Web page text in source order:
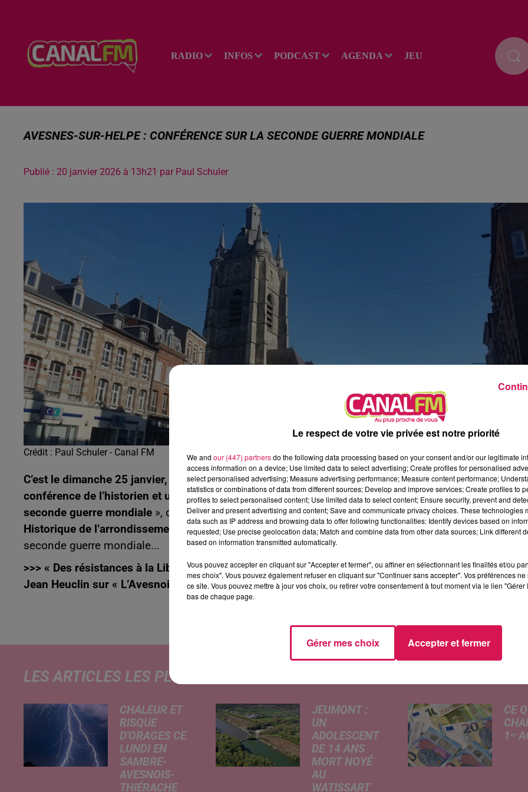
RADIO INFOS PODCAST AGENDA JEU
AVESNES-SUR-HELPE : CONFÉRENCE SUR LA SECONDE GUERRE MONDIALE
Publié : 20 janvier 2026 à 13h21 par Paul Schuler
Crédit : Paul Schuler - Canal FM
C’est le dimanche 25 janvier, à la salle des fêtes d’Avesnes-sur-Helpe, que sera présenté, lors d’une
conférence de l’historien et universitaire Jean Heuclin,le tome 1 de la «Sambre-Avesnois durant la
seconde guerre mondiale », d’après les recherches effectuées par laSociété Archéologique et
Historique de l’arrondissement d’Avesnes. Le 2ème tome sera publié dans un an. Il couvrira l’après
seconde guerre mondiale...
>>> « Des résistances à la Libération désenchantée en Avesnois 1940-1948 » : 25 € / Conférence
Jean Heuclin sur « L’Avesnois 1940-1944 » : entrée libre !
9h00 - 13h00
la ligne des auditeurs
LES ARTICLES LES PLUS CONSULTÉS
CHALEUR ET
RISQUE
D'ORAGES CE
LUNDI EN
SAMBRE-
AVESNOIS-
THIÉRACHE
JEUMONT :
UN
ADOLESCENT
DE 14 ANS
MORT NOYÉ
AU
WATISSART
CE
1ᵉʳ
Le respect de votre vie privée est notre priorité
We and our (447) partnersdo the following data processing based on your consent and/or our legitimate
access information on a device; Use limited data to select advertising; Create profiles for personalised
select personalised advertising; Measure advertising performance; Measure content performance;
statistics or combinations of data from different sources; Develop and improve services; Create profiles to
profiles to select personalised content; Use limited data to select content; Ensure security, prevent and
Deliver and present advertising and content; Save and communicate privacy choices. These technologies
data such as IP address and browsing data to offer following functionalities: Identify devices based on
requested; Use precise geolocation data; Match and combine data from other data sources; Link different
based on information transmitted automatically.
Vous pouvez accepter en cliquant sur "Accepter et fermer", ou affiner en sélectionnant les finalités et/ou
mes choix". Vous pouvez également refuser en cliquant sur "Continuer sans accepter". Vos préférences
ce site. Vous pouvez mettre à jour vos choix, ou retirer votre consentement à tout moment via le lien
bas de chaque page.
Gérer mes choix Accepter et fermer